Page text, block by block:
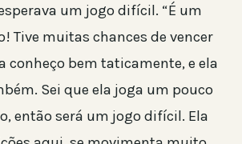
um jogo difícil. “É um
Tive muitas chances de vencer
conheço bem taticamente, e ela
Sei que ela joga um pouco
então será um jogo difícil. Ela